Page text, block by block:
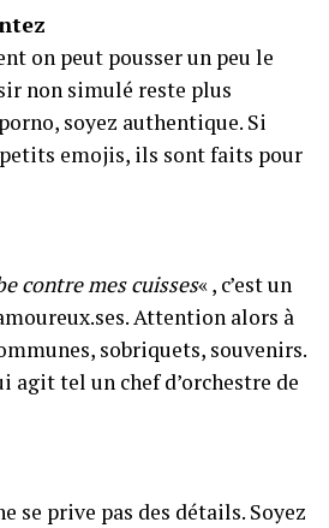
on peut pousser un peu le
non simulé reste plus
soyez authentique. Si
emojis, ils sont faits pour
contre mes cuisses« , c’est un
Attention alors à
sobriquets, souvenirs.
agit tel un chef d’orchestre de
se prive pas des détails. Soyez